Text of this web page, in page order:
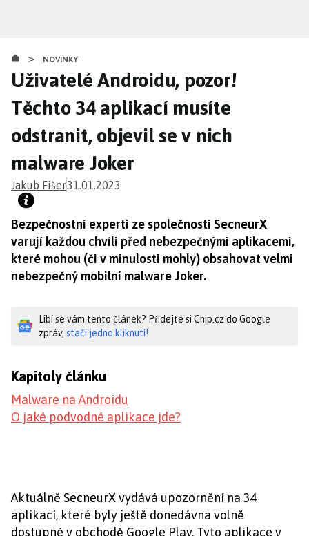
obsahu
> NOVINKY
Uživatelé Androidu, pozor!
Těchto 34 aplikací musíte
odstranit, objevil se v nich
malware Joker
Jakub Fišer31.01.2023
Bezpečnostní experti ze společnosti SecneurX
varují každou chvíli před nebezpečnými aplikacemi,
které mohou (či v minulosti mohly) obsahovat velmi
nebezpečný mobilní malware Joker.
Líbí se vám tento článek? Přidejte si Chip.cz do Google
zpráv, stačí jedno kliknutí!
Kapitoly článku
Malware na Androidu
O jaké podvodné aplikace jde?
Aktuálně SecneurX vydává upozornění na 34
aplikací, které byly ještě donedávna volně
dostupné v obchodě Google Play. Tyto aplikace v